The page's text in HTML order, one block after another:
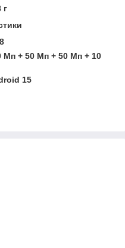
г
Мп + 50 Мп + 50 Мп + 10
15